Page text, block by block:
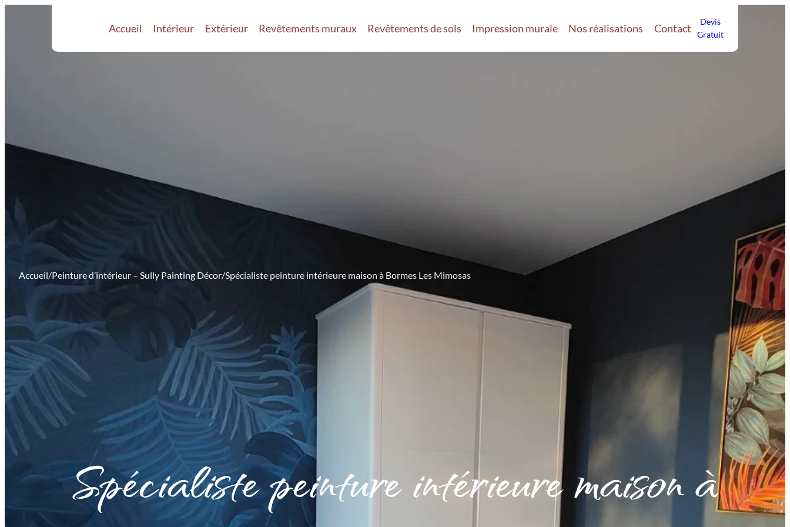
Accueil Intérieur Extérieur Revêtements muraux Revêtements de sols Impression murale Nos réalisations Contact
Devis
Gratuit
Accueil/Peinture d’intérieur – Sully Painting Décor/Spécialiste peinture intérieure maison à Bormes Les Mimosas
Spécialiste peinture intérieure maison à